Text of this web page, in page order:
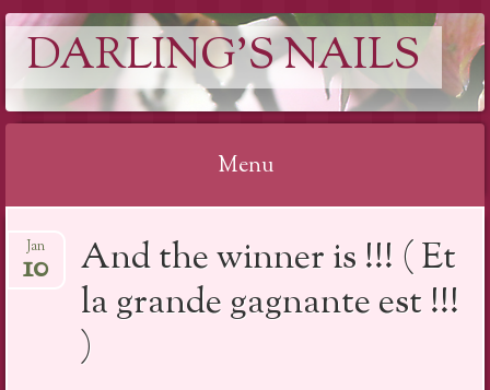
DARLING'S NAILS
Menu
au
And the winner is !!! ( Et
la grande gagnante est !!!
)
Jan
10